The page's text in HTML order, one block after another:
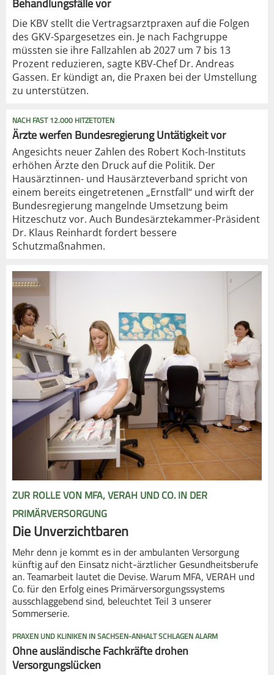
Die KBV stellt die Vertragsarztpraxen auf die Folgen
des GKV-Spargesetzes ein. Je nach Fachgruppe
müssten sie ihre Fallzahlen ab 2027 um 7 bis 13
Prozent reduzieren, sagte KBV-Chef Dr. Andreas
Gassen. Er kündigt an, die Praxen bei der Umstellung
zu unterstützen.
NACH FAST 12.000 HITZETOTEN
Ärzte werfen Bundesregierung Untätigkeit vor
Angesichts neuer Zahlen des Robert Koch-Instituts
erhöhen Ärzte den Druck auf die Politik. Der
Hausärztinnen- und Hausärzteverband spricht von
einem bereits eingetretenen „Ernstfall“ und wirft der
Bundesregierung mangelnde Umsetzung beim
Hitzeschutz vor. Auch Bundesärztekammer-Präsident
Dr. Klaus Reinhardt fordert bessere
Schutzmaßnahmen.
ZUR ROLLE VON MFA, VERAH UND CO. IN DER
PRIMÄRVERSORGUNG
Die Unverzichtbaren
Mehr denn je kommt es in der ambulanten Versorgung
künftig auf den Einsatz nicht-ärztlicher Gesundheitsberufe
an. Teamarbeit lautet die Devise. Warum MFA, VERAH und
Co. für den Erfolg eines Primärversorgungssystems
ausschlaggebend sind, beleuchtet Teil 3 unserer
Sommerserie.
PRAXEN UND KLINIKEN IN SACHSEN-ANHALT SCHLAGEN ALARM
Ohne ausländische Fachkräfte drohen
Versorgungslücken